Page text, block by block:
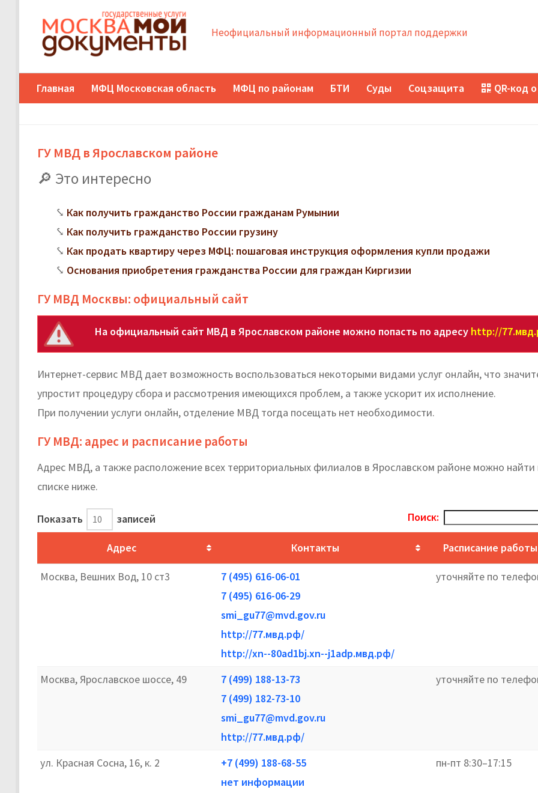
Неофициальный информационный портал поддержки
Главная МФЦ Московская область МФЦ по районам БТИ Суды Соцзащита QR-код
ГУ МВД в Ярославском районе
Это интересно
Как получить гражданство России гражданам Румынии
Как получить гражданство России грузину
Как продать квартиру через МФЦ: пошаговая инструкция оформления купли продажи
Основания приобретения гражданства России для граждан Киргизии
ГУ МВД Москвы: официальный сайт
На официальный сайт МВД в Ярославском районе можно попасть по адресу http://
Интернет-сервис МВД дает возможность воспользоваться некоторыми видами услуг онлайн, что
упростит процедуру сбора и рассмотрения имеющихся проблем, а также ускорит их исполнение.
При получении услуги онлайн, отделение МВД тогда посещать нет необходимости.
ГУ МВД: адрес и расписание работы
Адрес МВД, а также расположение всех территориальных филиалов в Ярославском районе можно найти
списке ниже.
Показать записей Поиск:
Адрес Контакты Расписание работы
Москва, Вешних Вод, 10 ст3
7 (495) 616-06-01
7 (495) 616-06-29
smi_gu77@mvd.gov.ru
http://77.мвд.рф/
http://xn--80ad1bj.xn--j1adp.мвд.рф/
уточняйте по
Москва, Ярославское шоссе, 49
7 (499) 188-13-73
7 (499) 182-73-10
smi_gu77@mvd.gov.ru
http://77.мвд.рф/
уточняйте по
ул. Красная Сосна, 16, к. 2
+7 (499) 188-68-55
нет информации
пн-пт 8:30–17:15